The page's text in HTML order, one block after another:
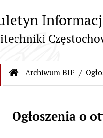
Ścieżka
Strona główna
Archiwum BIP
Treść strony
Ogłoszenia o